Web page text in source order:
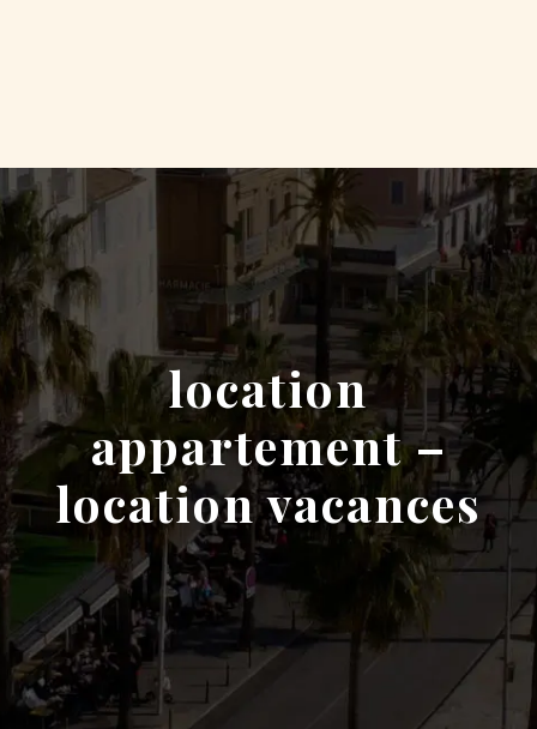
location
appartement –
location vacances